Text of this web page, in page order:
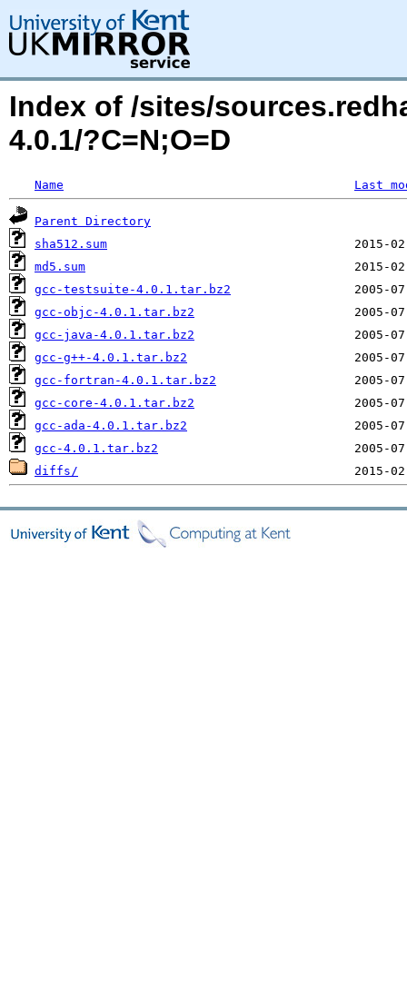
Index of /sites/
4.0.1/?C=N;O=D
Name Last
Parent Directory
sha512.sum
md5.sum
gcc-testsuite-4.0.1.tar.bz2
gcc-objc-4.0.1.tar.bz2
gcc-java-4.0.1.tar.bz2
gcc-g++-4.0.1.tar.bz2
gcc-fortran-4.0.1.tar.bz2
gcc-core-4.0.1.tar.bz2
gcc-ada-4.0.1.tar.bz2
gcc-4.0.1.tar.bz2
diffs/